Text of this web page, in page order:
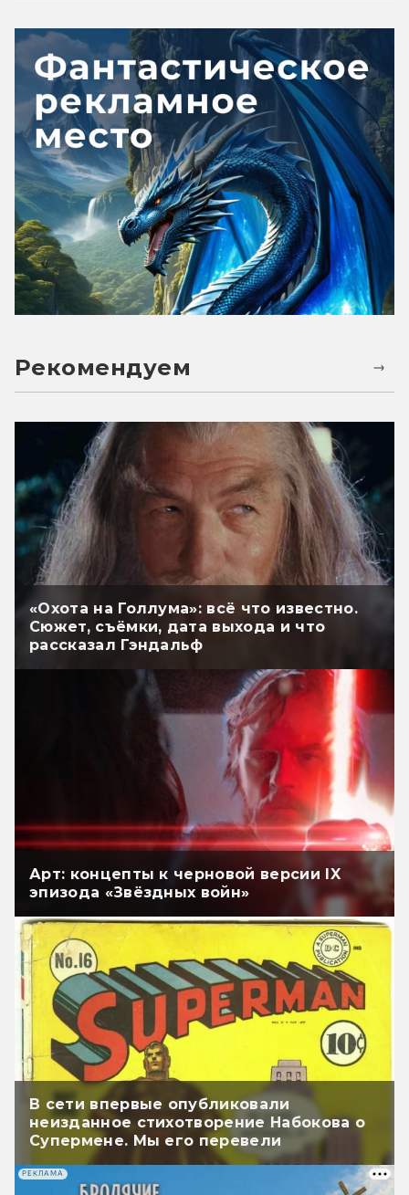
Рекомендуем
«Охота на Голлума»: всё что известно.
Сюжет, съёмки, дата выхода и что
рассказал Гэндальф
Арт: концепты к черновой версии IX
эпизода «Звёздных войн»
В сети впервые опубликовали
неизданное стихотворение Набокова о
Супермене. Мы его перевели
РЕКЛАМА